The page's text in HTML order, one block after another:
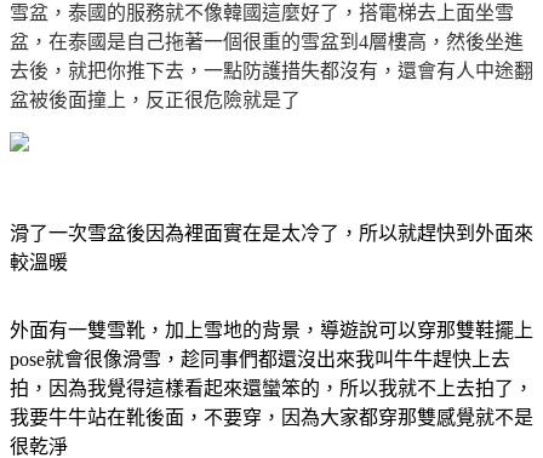
雪盆，泰國的服務就不像韓國這麼好了，搭電梯去上面坐雪
盆，在泰國是自己拖著一個很重的雪盆到4層樓高，然後坐進
去後，就把你推下去，一點防護措失都沒有，還會有人中途翻
盆被後面撞上，反正很危險就是了
滑了一次雪盆後因為裡面實在是太冷了，所以就趕快到外面來
較溫暖
外面有一雙雪靴，加上雪地的背景，導遊說可以穿那雙鞋擺上
pose就會很像滑雪，趁同事們都還沒出來我叫牛牛趕快上去
拍，因為我覺得這樣看起來還蠻笨的，所以我就不上去拍了，
我要牛牛站在靴後面，不要穿，因為大家都穿那雙感覺就不是
很乾淨